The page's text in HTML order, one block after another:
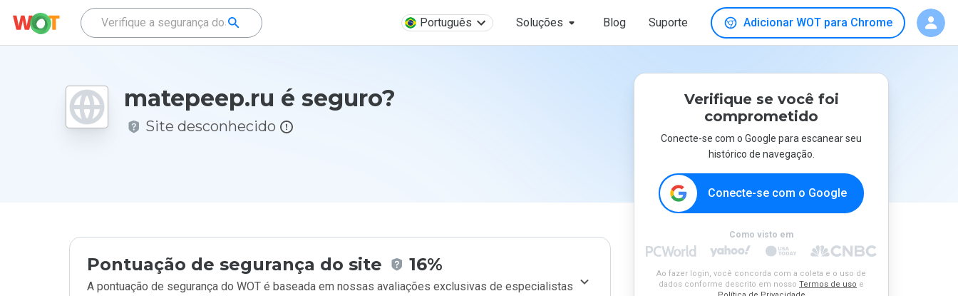
Português Soluções Blog Suporte Adicionar WOT para Chrome
matepeep.ru é seguro?
Site desconhecido
Pontuação de segurança do site 16%
A pontuação de segurança do WOT é baseada em nossas avaliações exclusivas de especialistas
Verifique se você foi
comprometido
Conecte-se com o Google para escanear seu
histórico de navegação.
Conecte-se com o Google
Como visto em
Ao fazer login, você concorda com a coleta e o uso de
dados conforme descrito em nosso Termos de uso e